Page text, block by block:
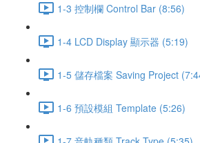
1-3 控制欄 Control Bar (8:56)
1-4 LCD Display 顯示器 (5:19)
1-5 儲存檔案 Saving Project
1-6 預設模組 Template (5:26)